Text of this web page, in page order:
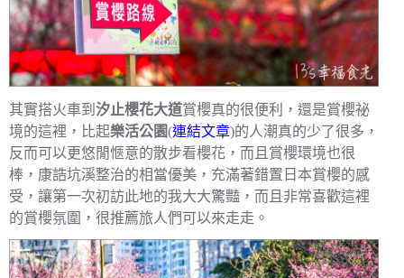
其實搭火車到 汐止櫻花大道賞櫻真的很便利，還是賞櫻祕
境的這裡，比起樂活公園(連結文章)的人潮真的少了很多，
反而可以更悠閒愜意的散步看櫻花，而且賞櫻環境也很
棒，康誥坑溪整治的相當優美，充滿著錯置日本賞櫻的感
受，讓第一次初訪此地的我大大驚豔，而且非常喜歡這裡
的賞櫻氛圍，很推薦旅人們可以來走走。